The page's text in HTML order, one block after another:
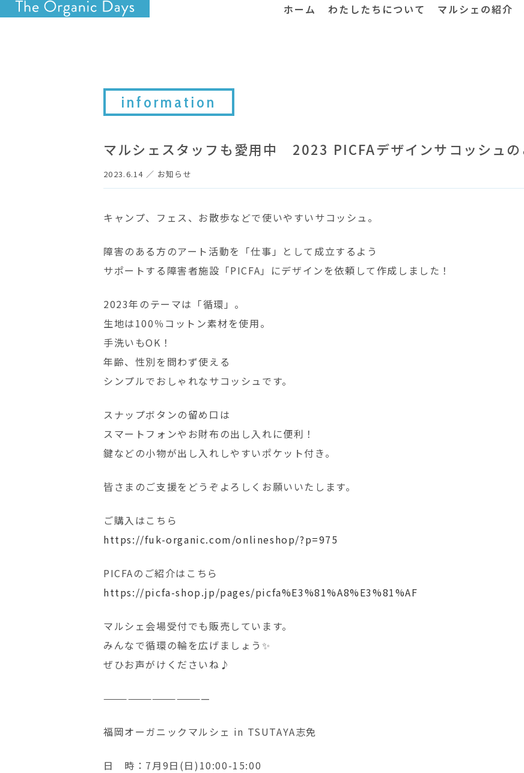
ホーム わたしたちについて マルシェの紹介
information
マルシェスタッフも愛用中 2023 PICFAデザインサコッシュの
2023.6.14 ／ お知らせ
キャンプ、フェス、お散歩などで使いやすいサコッシュ。
障害のある方のアート活動を「仕事」として成立するよう
サポートする障害者施設「PICFA」にデザインを依頼して作成しました！
2023年のテーマは「循環」。
生地は100％コットン素材を使用。
手洗いもOK！
年齢、性別を問わず使える
シンプルでおしゃれなサコッシュです。
スナップボタンの留め口は
スマートフォンやお財布の出し入れに便利！
鍵などの小物が出し入れしやすいポケット付き。
皆さまのご支援をどうぞよろしくお願いいたします。
ご購入はこちら
https://fuk-organic.com/onlineshop/?p=975
PICFAのご紹介はこちら
https://picfa-shop.jp/pages/picfa%E3%81%A8%E3%81%AF
マルシェ会場受付でも販売しています。
みんなで循環の輪を広げましょう✨
ぜひお声がけくださいね♪
—————————————
福岡オーガニックマルシェ in TSUTAYA志免
日 時：7月9日(日)10:00-15:00